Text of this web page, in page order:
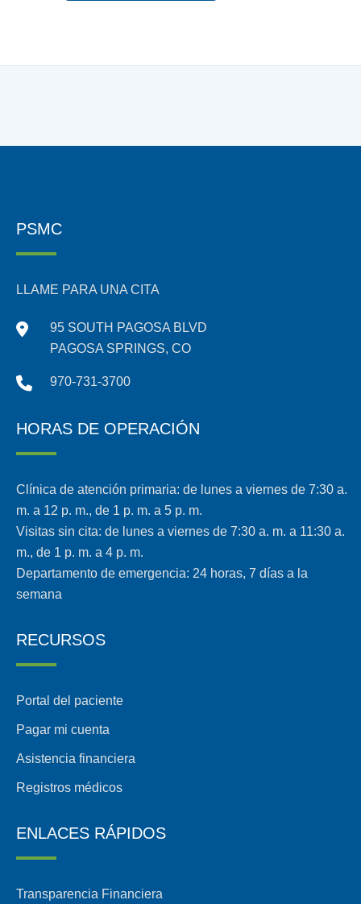
PSMC
LLAME PARA UNA CITA
95 SOUTH PAGOSA BLVD
PAGOSA SPRINGS, CO
970-731-3700
HORAS DE OPERACIÓN
Clínica de atención primaria: de lunes a viernes de 7:30 a.
m. a 12 p. m., de 1 p. m. a 5 p. m.
Visitas sin cita: de lunes a viernes de 7:30 a. m. a 11:30 a.
m., de 1 p. m. a 4 p. m.
Departamento de emergencia: 24 horas, 7 días a la
semana
RECURSOS
Portal del paciente
Pagar mi cuenta
Asistencia financiera
Registros médicos
ENLACES RÁPIDOS
Transparencia Financiera